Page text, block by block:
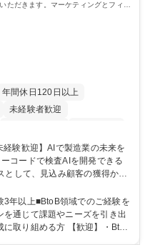
ただきます。マーケティングとフィー
年間休日120日以上
未経験者歓迎
として、見込み顧客の獲得から
マーケティングとフィールド
の最大化を目指します。 【具
によるアプローチ/リードナー
3年以上■BtoB領域でのご経験を
通じて課題やニーズを引き出
方 【歓迎】・BtoB